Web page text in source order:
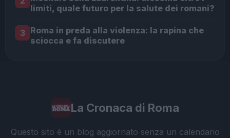
limiti, quale futuro per la salute dei romani?
3 Roma in preda alla violenza: la rapina che
sciocca e fa discutere
La Cronaca di Roma
Questo sito è un blog aggiornato senza un calendario